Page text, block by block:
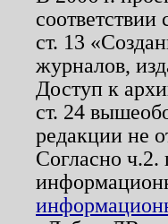
соответствии
ст. 13
журналов,
Доступ к
ст. 24
редакции не
Согласно ч.2.